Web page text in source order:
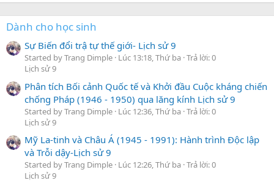
Dành cho học sinh
Sự Biến đổi trậ tự thế giới- Lịch sử 9
Started by Trang Dimple Lúc 13:18, Thứ ba Trả lời: 0
Lịch sử 9
Phân tích Bối cảnh Quốc tế và Khởi đầu Cuộc kháng chiến
chống Pháp (1946 - 1950) qua lăng kính Lịch sử 9
Started by Trang Dimple Lúc 12:36, Thứ ba Trả lời: 0
Lịch sử 9
Mỹ La-tinh và Châu Á (1945 - 1991): Hành trình Độc lập
và Trỗi dậy-Lịch sử 9
Started by Trang Dimple Lúc 12:26, Thứ ba Trả lời: 0
Lịch sử 9